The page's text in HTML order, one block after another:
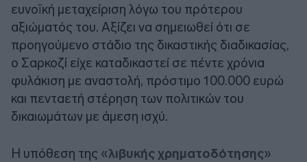
ευνοϊκή μεταχείριση λόγω του πρότερου
αξιώματός του. Αξίζει να σημειωθεί ότι σε
προηγούμενο στάδιο της δικαστικής διαδικασίας,
ο Σαρκοζί είχε καταδικαστεί σε πέντε χρόνια
φυλάκιση με αναστολή, πρόστιμο 100.000 ευρώ
και πενταετή στέρηση των πολιτικών του
δικαιωμάτων με άμεση ισχύ.
Η υπόθεση της «λιβυκής χρηματοδότησης»